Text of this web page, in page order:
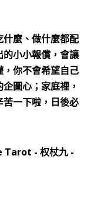
什麼、做什麼都配
的小小報償，會讓
，你不會希望自己
圖心；家庭裡，
苦一下啦，日後必